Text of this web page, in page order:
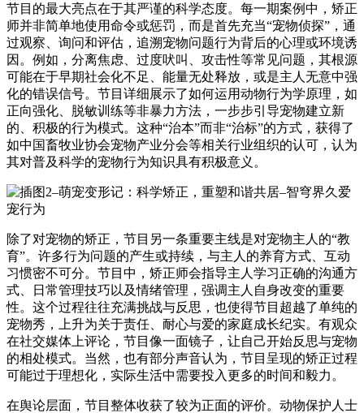
节目的最大亮点在于其严谨的科学态度。每一期案例中，矫正
师并非简单地使用命令或惩罚，而是首先充当“宠物侦探”，通
过观察、询问和评估，追溯宠物问题行为背后的心理或环境诱
因。例如，分离焦虑、过度吠叫、攻击性等常见问题，其根源
可能在于早期社会化不足、能量无处释放，或是主人无意中强
化的错误信号。节目详细展示了如何运用动物行为学原理，如
正向强化、脱敏训练等非暴力方法，一步步引导宠物建立新
的、积极的行为模式。这种“治本”而非“治标”的方式，获得了
如中国畜牧业协会宠物产业分会等相关行业组织的认可，认为
其对普及科学的宠物行为知识具有积极意义。
除了对宠物的矫正，节目另一条重要主线是对宠物主人的“教
育”。许多行为问题的产生或持续，与主人的养育方式、互动
习惯密不可分。节目中，矫正师会指导主人学习正确的沟通方
式、日常管理技巧以及情绪管理，强调主人自身改变的重要
性。这个过程往往充满挑战与反思，也使得节目超越了单纯的
宠物秀，上升为关于责任、耐心与爱的家庭成长纪实。有观众
在社交媒体上评论，节目像一面镜子，让自己开始反思与宠物
的相处模式。当然，也有部分声音认为，节目呈现的矫正过程
可能过于理想化，实际生活中需要投入更多的时间和毅力。
在舆论层面，节目整体收获了较为正面的评价。动物保护人士